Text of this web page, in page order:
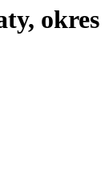
okres